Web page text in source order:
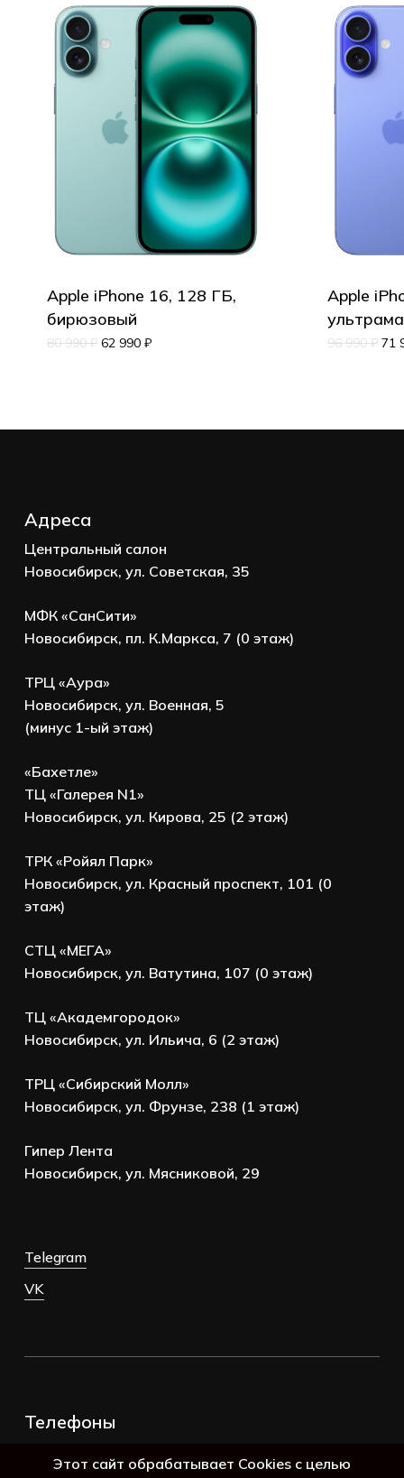
Корзина пуста.
Apple iPhone 16, 128 ГБ,
бирюзовый
80 990₽ 62 990 ₽
Apple
96 990₽ 71
Адреса
Центральный салон
Новосибирск, ул. Советская, 35
МФК «СанСити»
Новосибирск, пл. К.Маркса, 7 (0 этаж)
ТРЦ «Аура»
Новосибирск, ул. Военная, 5
(минус 1-ый этаж)
«Бахетле»
ТЦ «Галерея N1»
Новосибирск, ул. Кирова, 25 (2 этаж)
ТРК «Ройял Парк»
Новосибирск, ул. Красный проспект, 101 (0
этаж)
СТЦ «МЕГА»
Новосибирск, ул. Ватутина, 107 (0 этаж)
ТЦ «Академгородок»
Новосибирск, ул. Ильича, 6 (2 этаж)
ТРЦ «Сибирский Молл»
Новосибирск, ул. Фрунзе, 238 (1 этаж)
Гипер Лента
Новосибирск, ул. Мясниковой, 29
Telegram
VK
Телефоны
Этот сайт обрабатывает Cookies с целью